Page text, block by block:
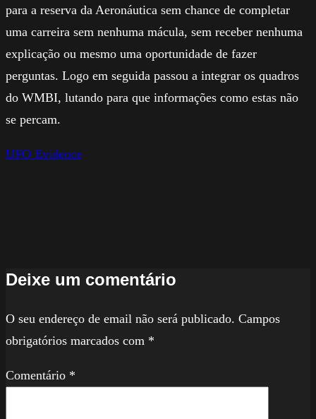
para a reserva da Aeronáutica sem chance de completar
uma carreira sem nenhuma mácula, sem receber nenhuma
explicação ou mesmo uma oportunidade de fazer
perguntas. Logo em seguida passou a integrar os quadros
do WMBI, lutando para que informações como estas não
se percam.
UFO Evidence
Deixe um comentário
O seu endereço de email não será publicado. Campos
obrigatórios marcados com *
Comentário *